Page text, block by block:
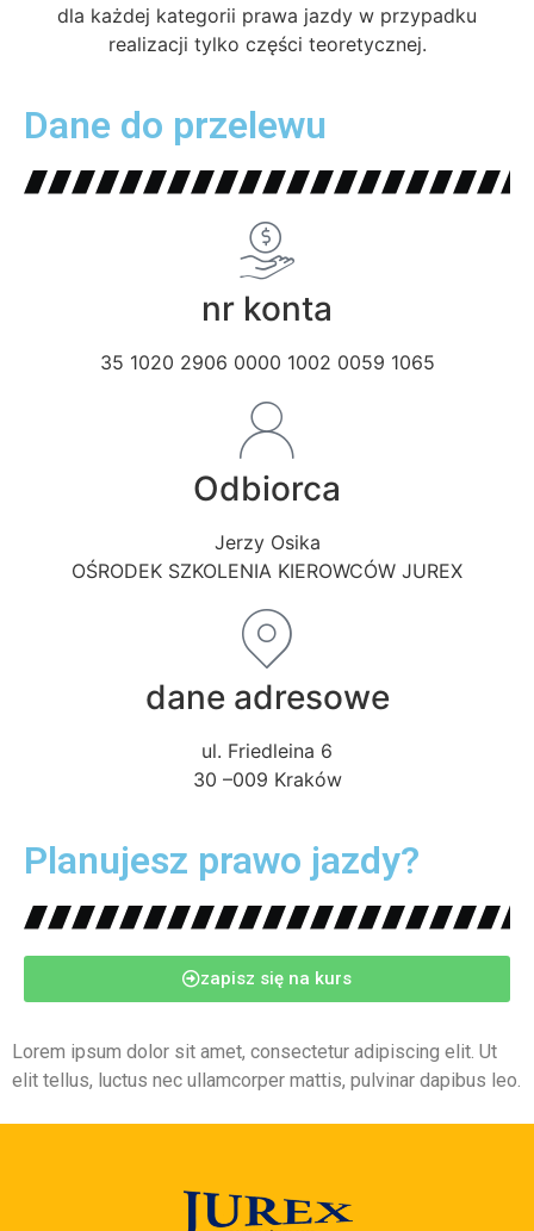
dla każdej kategorii prawa jazdy w przypadku
realizacji tylko części teoretycznej.
Dane do przelewu
nr konta
35 1020 2906 0000 1002 0059 1065
Odbiorca
Jerzy Osika
OŚRODEK SZKOLENIA KIEROWCÓW JUREX
dane adresowe
ul. Friedleina 6
30 –009 Kraków
Planujesz prawo jazdy?
zapisz się na kurs
Lorem ipsum dolor sit amet, consectetur adipiscing elit. Ut
elit tellus, luctus nec ullamcorper mattis, pulvinar dapibus leo.